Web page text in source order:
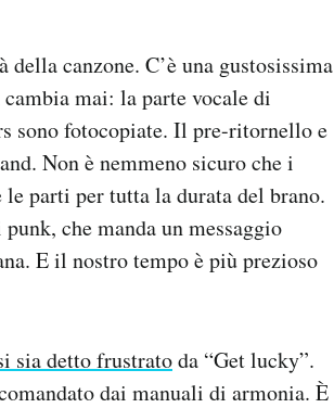
canzone. C’è una gustosissima
mai: la parte vocale di
sono fotocopiate. Il pre-ritornello e
Non è nemmeno sicuro che i
parti per tutta la durata del brano.
che manda un messaggio
E il nostro tempo è più prezioso
sia detto frustratoda “Get lucky”.
dai manuali di armonia. È